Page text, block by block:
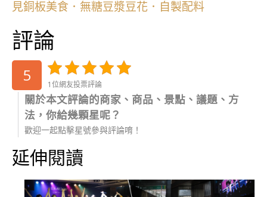
見銅板美食．無糖豆漿豆花．自製配料
評論
5 1位網友投票評論
關於本文評論的商家、商品、景點、議題、方
法，你給幾顆星呢？
歡迎一起點擊星號參與評論唷！
延伸閱讀